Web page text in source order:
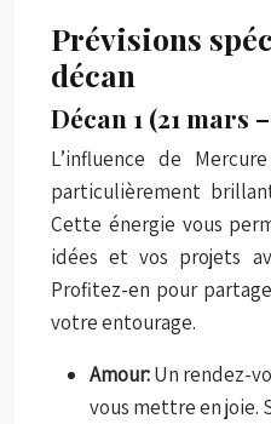
Prévisions
décan
Décan 1 (21 mars
L’influence de
particulièrement
Cette énergie vous
idées et vos projets
Profitez-en pour
votre entourage.
Amour:Un rendez-
vous mettre en joie.